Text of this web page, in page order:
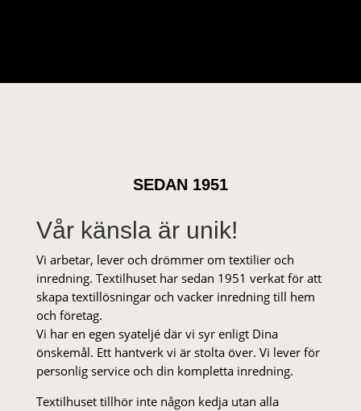
SEDAN 1951
Vår känsla är unik!
Vi arbetar, lever och drömmer om textilier och
inredning. Textilhuset har sedan 1951 verkat för att
skapa textillösningar och vacker inredning till hem
och företag.
Vi har en egen syateljé där vi syr enligt Dina
önskemål. Ett hantverk vi är stolta över. Vi lever för
personlig service och din kompletta inredning.
Textilhuset tillhör inte någon kedja utan alla